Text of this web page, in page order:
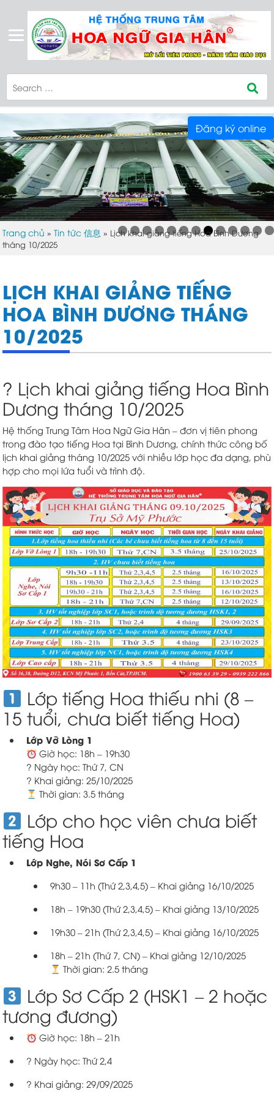
Trang chủ »Tin tức 信息 » Lịch khai giảng tiếng Hoa Bình Dương
tháng 10/2025
LỊCH KHAI GIẢNG TIẾNG
HOA BÌNH DƯƠNG THÁNG
10/2025
? Lịch khai giảng tiếng Hoa Bình
Dương tháng 10/2025
Hệ thống Trung Tâm Hoa Ngữ Gia Hân – đơn vị tiên phong
trong đào tạo tiếng Hoa tại Bình Dương, chính thức công bố
lịch khai giảng tháng 10/2025 với nhiều lớp học đa dạng, phù
hợp cho mọi lứa tuổi và trình độ.
Lớp tiếng Hoa thiếu nhi (8 –
15 tuổi, chưa biết tiếng Hoa)
Lớp Vỡ Lòng 1
Giờ học: 18h – 19h30
? Ngày học: Thứ 7, CN
? Khai giảng: 25/10/2025
Thời gian: 3.5 tháng
Lớp cho học viên chưa biết
tiếng Hoa
Lớp Nghe, Nói Sơ Cấp 1
9h30 – 11h (Thứ 2,3,4,5) – Khai giảng 16/10/2025
18h – 19h30 (Thứ 2,3,4,5) – Khai giảng 13/10/2025
19h30 – 21h (Thứ 2,3,4,5) – Khai giảng 16/10/2025
18h – 21h (Thứ 7, CN) – Khai giảng 12/10/2025
Thời gian: 2.5 tháng
Lớp Sơ Cấp 2 (HSK1 – 2 hoặc
tương đương)
Giờ học: 18h – 21h
? Ngày học: Thứ 2,4
? Khai giảng: 29/09/2025
Đăng ký online